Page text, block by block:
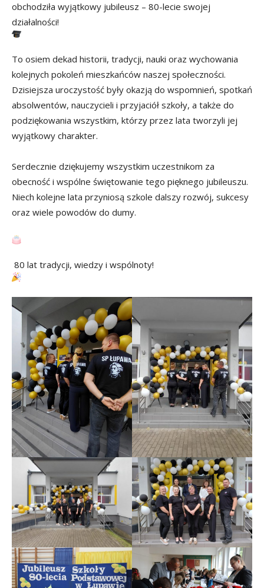
obchodziła wyjątkowy jubileusz – 80-lecie swojej
działalności!
To osiem dekad historii, tradycji, nauki oraz wychowania
kolejnych pokoleń mieszkańców naszej społeczności.
Dzisiejsza uroczystość były okazją do wspomnień, spotkań
absolwentów, nauczycieli i przyjaciół szkoły, a także do
podziękowania wszystkim, którzy przez lata tworzyli jej
wyjątkowy charakter.
Serdecznie dziękujemy wszystkim uczestnikom za
obecność i wspólne świętowanie tego pięknego jubileuszu.
Niech kolejne lata przyniosą szkole dalszy rozwój, sukcesy
oraz wiele powodów do dumy.
80 lat tradycji, wiedzy i wspólnoty!